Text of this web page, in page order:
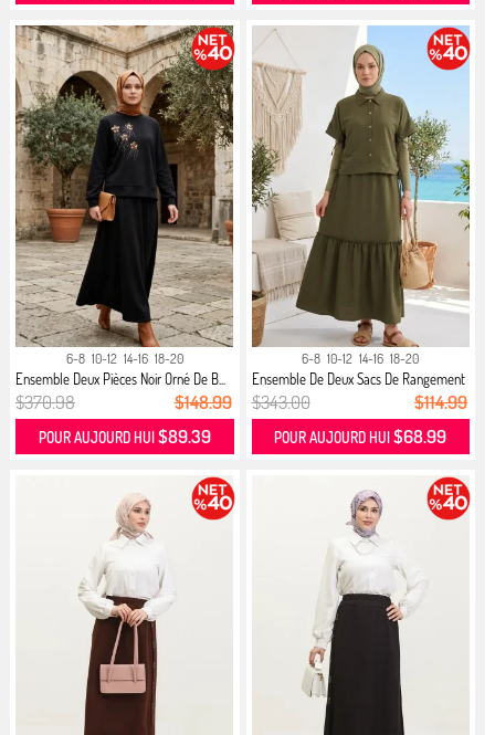
6-8 10-12 14-16 18-20
Ensemble Deux Pièces Noir Orné De B...
$370.98 $148.99
POUR AUJOURD HUI $89.39
6-8 10-12 14-16 18-20
Ensemble De Deux Sacs De Rangement
...
$343.00 $114.99
POUR AUJOURD HUI$68.99